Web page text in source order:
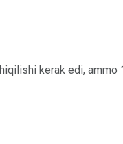
kerak edi, ammo